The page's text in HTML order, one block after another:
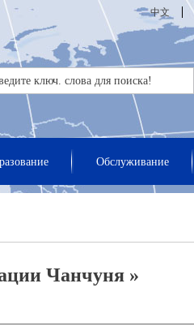
中文
Обслуживание
Чанчуня »